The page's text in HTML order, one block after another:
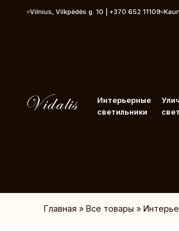
Vilnius, Vilkpėdės g. 10 | +370 652 11109
Интерьерные
светильники
Главная » Все товары »